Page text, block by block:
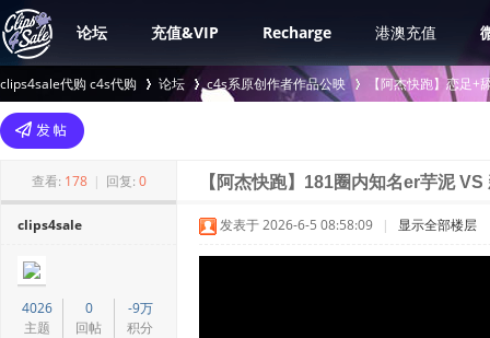
论坛 充值&VIP Recharge 港澳充值
clips4sale代购 c4s代购
>
论坛 c4s系原创作者作品公映
›
【阿杰快跑】恋足+
查看: 178 | 回复: 0 【阿杰快跑】181圈内知名er芋泥
clips4sale
4026
主题
0
回帖
-9万
积分
发表于 2026-6-5 08:58:09 | 显示全部楼层